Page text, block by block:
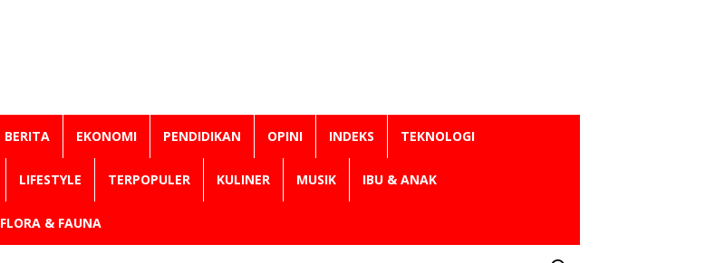
BERITA EKONOMI PENDIDIKAN OPINI INDEKS TEKNOLOGI
LIFESTYLE TERPOPULER KULINER MUSIK IBU & ANAK
FLORA & FAUNA